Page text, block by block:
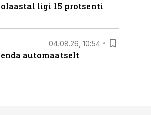
ligi 15 protsenti
04.08.26, 10:54
automaatselt